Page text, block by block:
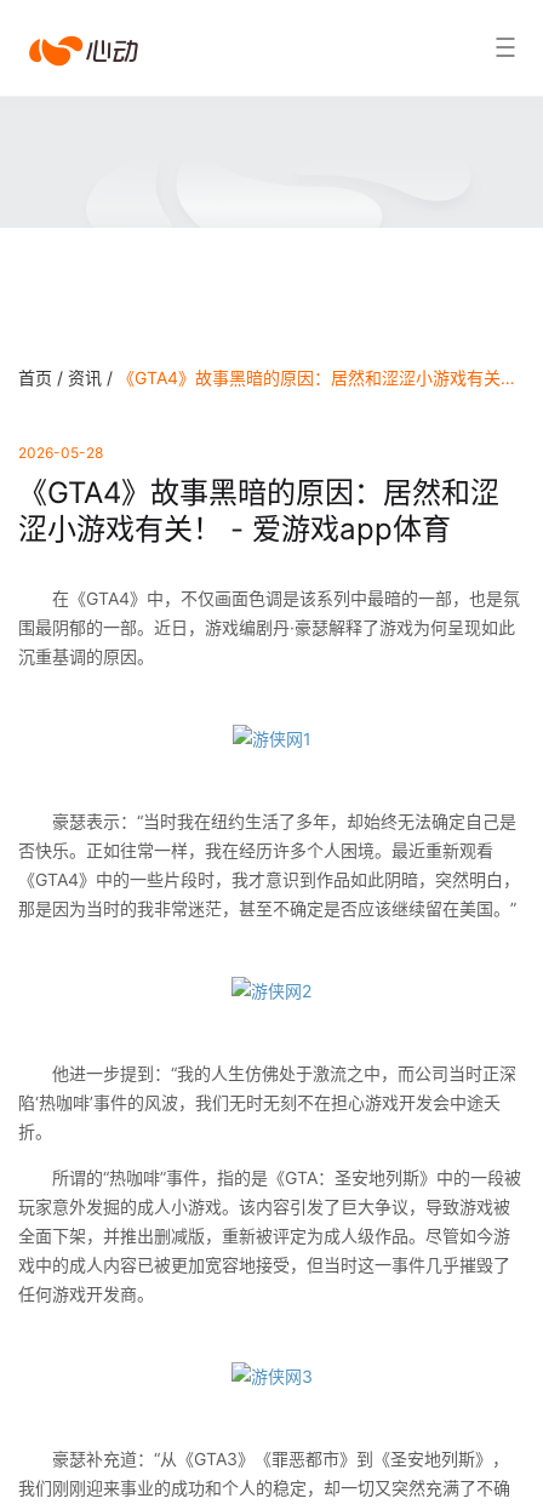
爱搜索结果
首页 / 资讯 / 《GTA4》故事黑暗的原因：居然和涩涩小游戏有关！ - 爱游戏app体育
2026-05-28
《GTA4》故事黑暗的原因：居然和涩
涩小游戏有关！ - 爱游戏app体育
在《GTA4》中，不仅画面色调是该系列中最暗的一部，也是氛
围最阴郁的一部。近日，游戏编剧丹·豪瑟解释了游戏为何呈现如此
沉重基调的原因。
豪瑟表示：“当时我在纽约生活了多年，却始终无法确定自己是
否快乐。正如往常一样，我在经历许多个人困境。最近重新观看
《GTA4》中的一些片段时，我才意识到作品如此阴暗，突然明白，
那是因为当时的我非常迷茫，甚至不确定是否应该继续留在美国。”
他进一步提到：“我的人生仿佛处于激流之中，而公司当时正深
陷‘热咖啡’事件的风波，我们无时无刻不在担心游戏开发会中途夭
折。
所谓的“热咖啡”事件，指的是《GTA：圣安地列斯》中的一段被
玩家意外发掘的成人小游戏。该内容引发了巨大争议，导致游戏被
全面下架，并推出删减版，重新被评定为成人级作品。尽管如今游
戏中的成人内容已被更加宽容地接受，但当时这一事件几乎摧毁了
任何游戏开发商。
豪瑟补充道：“从《GTA3》《罪恶都市》到《圣安地列斯》，
我们刚刚迎来事业的成功和个人的稳定，却一切又突然充满了不确